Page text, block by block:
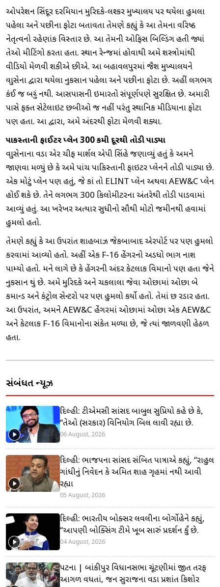
ઓપરેશન સિંદૂર દરમિયાન મુરિદકે-લશ્કર મુખ્યાલય પર થયેલા હુમલા
પહેલા અને પછીના ફોટા બતાવતા તેમણે કહ્યું કે આ તેમના વરિષ્ઠ
નેતૃત્વનો રહેણાંક વિસ્તાર છે. આ તેમની ઓફિસ બિલ્ડિંગ હતી જ્યાં
તેઓ મીટિંગો કરતા હતા. સ્થાન રેન્જમાં હોવાથી અમે શસ્ત્રોમાંથી
વીડિયો મેળવી શકીએ છીએ. આ બહાવલપુરમાં જૈશ મુખ્યાલયને
વાયુસેના દ્વારા થયેલા નુકસાન પહેલા અને પછીના ફોટા છે. અહીં લગભગ
કંઈ જ બચ્યું નથી. આસપાસની ઇમારતો સંપૂર્ણપણે સુરક્ષિત છે. અમારી
પાસે ફક્ત સેટેલાઇટ છબીઓ જ નહીં પરંતુ સ્થાનિક મીડિયાના ફોટા
પણ હતા. આ દ્વારા, અમે અંદરથી ફોટા મેળવી શક્યા.
પાકિસ્તાની ફાઈટર પ્લેન 300 કિમી દૂરથી તોડી પાડ્યા
વાયુસેનાના વડા એર ચીફ માર્શલ એપી સિંહે જણાવ્યું હતું કે અમને
જાણવા મળ્યું છે કે અમે પાંચ પાકિસ્તાની ફાઇટર પ્લેનને તોડી પાડ્યા છે.
એક મોટું પ્લેન પણ હતું, જે કાં તો ELINT પ્લેન અથવા AEW&C પ્લેન
હોઈ શકે છે. તેને લગભગ 300 કિલોમીટરના અંતરેથી તોડી પાડવામાં
આવ્યું હતું. આ ખરેખર અત્યાર સુધીનો સૌથી મોટો જમીનથી હવામાં
હુમલો હતો.
તેમણે કહ્યું કે આ ઉપરાંત શાહબાઝ જેકબાબાદ એરપોર્ટ પર પણ હુમલો
કરવામાં આવ્યો હતો. અહીં એક F-16 હેંગરનો અડધો ભાગ નાશ
પામ્યો હતો. મને લાગે છે કે હેંગરની અંદર કેટલાક વિમાનો પણ હતા જેને
નુકસાન થયું છે. અમે મુરિદકે અને ચકલાલા જેવા ઓછામાં ઓછા બે
કમાન્ડ અને કંટ્રોલ સેન્ટરો પર પણ હુમલો કર્યો હતો. તેમાં છ રડાર હતા.
આ ઉપરાંત, અમને AEW&C હેંગરમાં ઓછામાં ઓછા એક AEW&C
અને કેટલાક F-16 વિમાનોના સંકેત મળ્યા છે, જે ત્યાં જાળવણી હેઠળ
હતા.
સંબંધિત ન્યૂઝ
દિલ્હી: ટીએમસી સાંસદ બાબુલ સુપ્રિયો કહે છે કે,
“તેઓ (સરકાર) વિનિયોગ બિલ લાવી રહ્યા છે.
06 August, 2026
દિલ્હી: ભાજપના સાંસદ સંબિત પાત્રાએ કહ્યું, “રાહુલ
ગાંધીનું નિવેદન કે અમિત શાહ ગૃહમાં નથી આવી
રહ્યા
05 August, 2026
દિલ્હી: ભારતીય બોક્સર લવલીના બોર્ગોહેને કહ્યું,
“આપણી બોક્સિંગ ટીમે ખૂબ સારું પ્રદર્શન કર્યું છે.
04 August, 2026
પટના | બાંકીપુર વિધાનસભા ચૂંટણીમાં જીત તરફ
આગળ વધતાં, જન સુરાજના વડા પ્રશાંત કિશોર